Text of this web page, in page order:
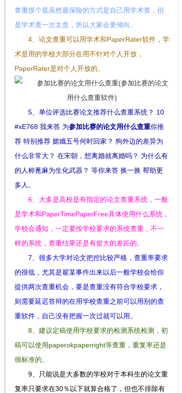
查重摸个底虽然最保险的方式是自己用学术查，但
是学术查一次太贵，所以大家会更倾向。
4、论文查重可以用学术和PaperRater软件，学
术是用的学校大部分在用不针对个人开放，
PaperRater是对个人开放的。
5、单位评选比赛论文推荐什么查重系统？ 10
#xE768 我来答 为参加比赛的论文用什么查重你推
荐 特别推荐 嫦娥五号何时回家？ 狗外边的差异为
什么非常大？ 在宋朝，想离婚就离婚吗？ 为什么有
的人称蓖麻为生化武器？ 等你来答 换一换 帮助更
多人。
6、大多是高校是有指定的论文查重系统，一般
是学术和PaperTimePaperFree具体使用什么系统，
学校会通知，一定要按学校要求的系统查重，不一
样的系统，查重结果还是有挺大的差距的。
7、很多大学对论文把控比较严格，查重率要求
的很低，尤其是翟某事件出来以后一般学校会给你
提供两次查重机会，要是查重没有符合学校要求，
则需要延迟答辩的在用学校查重之前可以用别的查
重软件，自己没有把握一次过就可以用。
8、建议定稿使用学校要求的检测系统检测，初
稿可以使用paperokpaperright等查重，重复率还是
很标准的。
9、只能说是大多数的学校对于本科生的论文重
复率只要求在30％以下就算合格了，但也不排除有